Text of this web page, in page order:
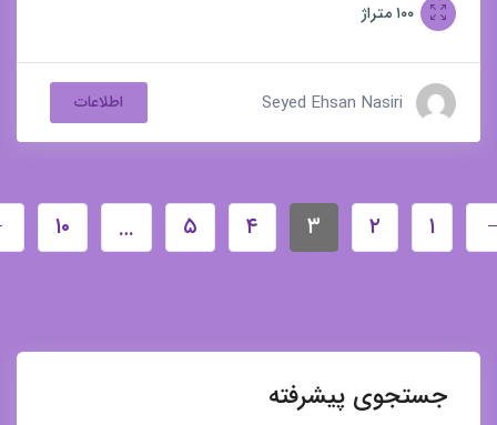
۱۰۰ متراژ
Seyed Ehsan Nasiri اطلاعات
جستجوی پیشرفته